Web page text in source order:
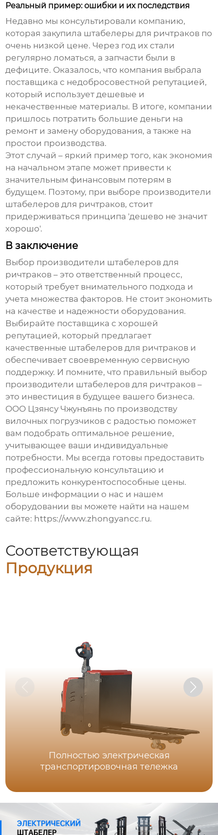
Реальный пример: ошибки и их последствия
Недавно мы консультировали компанию,
которая закупила штабелеры для ричтраков по
очень низкой цене. Через год их стали
регулярно ломаться, а запчасти были в
дефиците. Оказалось, что компания выбрала
поставщика с недобросовестной репутацией,
который использует дешевые и
некачественные материалы. В итоге, компании
пришлось потратить большие деньги на
ремонт и замену оборудования, а также на
простои производства.
Этот случай – яркий пример того, как экономия
на начальном этапе может привести к
значительным финансовым потерям в
будущем. Поэтому, при выборе производители
штабелеров для ричтраков, стоит
придерживаться принципа 'дешево не значит
хорошо'.
В заключение
Выбор производители штабелеров для
ричтраков – это ответственный процесс,
который требует внимательного подхода и
учета множества факторов. Не стоит экономить
на качестве и надежности оборудования.
Выбирайте поставщика с хорошей
репутацией, который предлагает
качественные штабелеров для ричтраков и
обеспечивает своевременную сервисную
поддержку. И помните, что правильный выбор
производители штабелеров для ричтраков –
это инвестиция в будущее вашего бизнеса.
ООО Цзянсу Чжунъянь по производству
вилочных погрузчиков с радостью поможет
вам подобрать оптимальное решение,
учитывающее ваши индивидуальные
потребности. Мы всегда готовы предоставить
профессиональную консультацию и
предложить конкурентоспособные цены.
Больше информации о нас и нашем
оборудовании вы можете найти на нашем
сайте: https://www.zhongyancc.ru.
Соответствующая
Продукция
Полностью электрическая
транспортировочная тележка